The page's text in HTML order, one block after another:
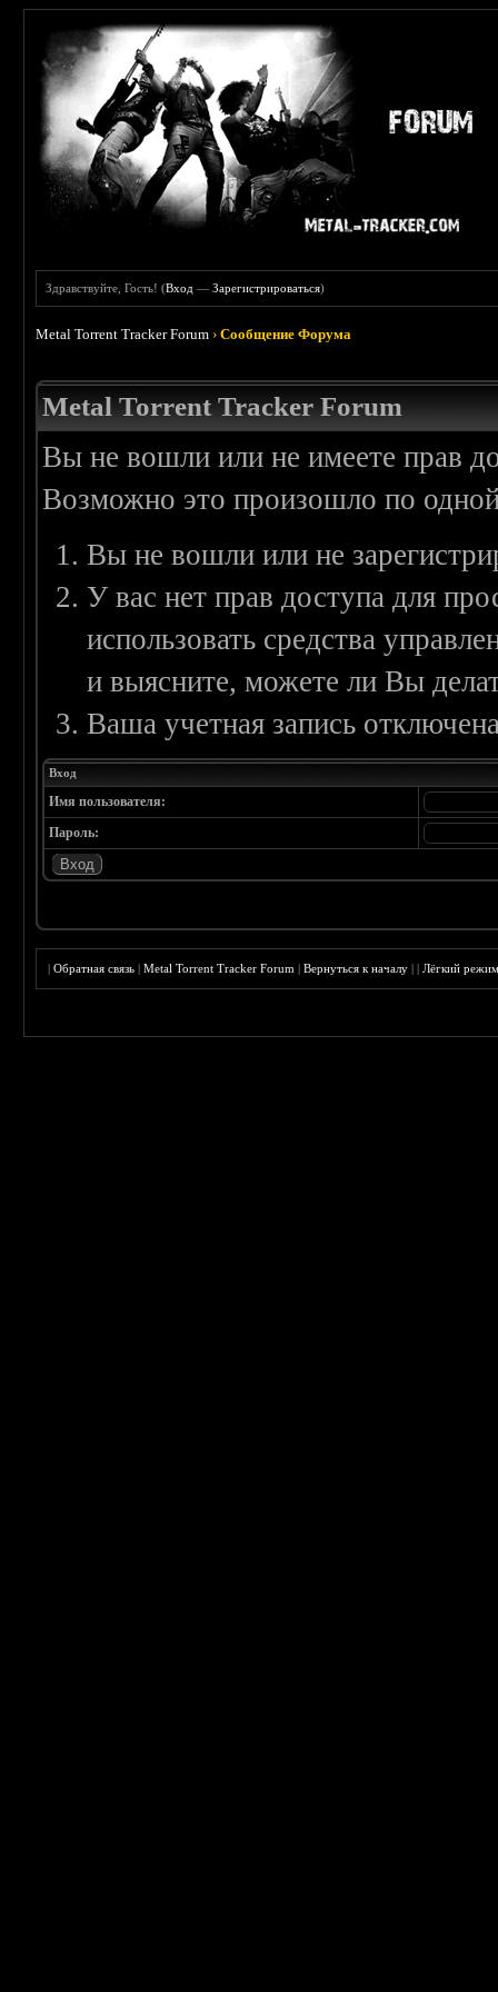
Здравствуйте, Гость! (Вход —Зарегистрироваться)
Metal Torrent Tracker Forum ›Сообщение Форума
Metal Torrent Tracker Forum
Вы не вошли или не имеете прав
Возможно это произошло по
Вы не вошли или не
У вас нет прав доступа для
использовать средства
и выясните, можете ли Вы
Ваша учетная запись
Вход
Имя пользователя:
Пароль:
|Обратная связь |Metal Torrent Tracker Forum |Вернуться к началу ||Лёгкий